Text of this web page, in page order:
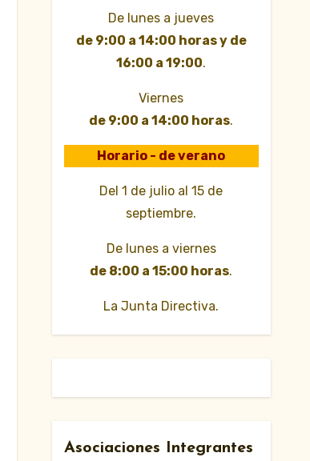
De lunes a jueves
de 9:00 a 14:00 horas y de
16:00 a 19:00.
Viernes
de 9:00 a 14:00 horas.
Horario - de verano
Del 1 de julio al 15 de
septiembre.
De lunes a viernes
de 8:00 a 15:00 horas.
La Junta Directiva.
Asociaciones Integrantes